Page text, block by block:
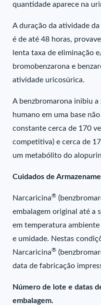
quantidade aparece na
A duração da atividade
é de até 48 horas,
lenta taxa de eliminação
bromobenzarona e
atividade uricosúrica.
A benzbromarona inibiu
humano em uma base
constante cerca de 170
competitiva) e cerca de
um metabólito do
Cuidados de
Narcaricina®
embalagem original até a
em temperatura
e umidade. Nestas
Narcaricina®
data de fabricação
Número de lote e datas
embalagem.